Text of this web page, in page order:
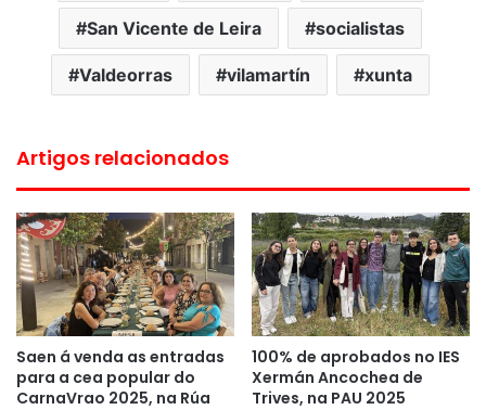
San Vicente de Leira socialistas
Valdeorras vilamartín xunta
Artigos relacionados
Saen á venda as entradas
para a cea popular do
CarnaVrao 2025, na Rúa
100% de aprobados no IES
Xermán Ancochea de
Trives, na PAU 2025